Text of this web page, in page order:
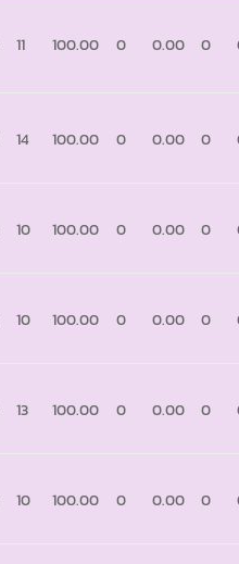
11 100.00 0 0.00 0
14 100.00 0 0.00 0
10 100.00 0 0.00 0
10 100.00 0 0.00 0
13 100.00 0 0.00 0
10 100.00 0 0.00 0